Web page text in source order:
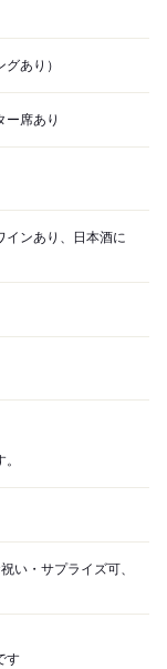
あり）
ー席あり
インあり、日本酒に
い・サプライズ可、
す